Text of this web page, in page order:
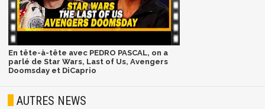
En tête-à-tête avec PEDRO PASCAL, on a
parlé de Star Wars, Last of Us, Avengers
Doomsday et DiCaprio
AUTRES NEWS